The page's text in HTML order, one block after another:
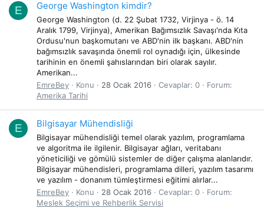
E George Washington kimdir?
George Washington (d. 22 Şubat 1732, Virjinya - ö. 14
Aralık 1799, Virjinya), Amerikan Bağımsızlık Savaşı'nda Kıta
Ordusu'nun başkomutanı ve ABD'nin ilk başkanı. ABD'nin
bağımsızlık savaşında önemli rol oynadığı için, ülkesinde
tarihinin en önemli şahıslarından biri olarak sayılır.
Amerikan...
EmreBey
Konu 28 Ocak 2016 Cevaplar: 0
Forum:
Amerika Tarihi
E Bilgisayar Mühendisliği
Bilgisayar mühendisliği temel olarak yazılım, programlama
ve algoritma ile ilgilenir. Bilgisayar ağları, veritabanı
yöneticiliği ve gömülü sistemler de diğer çalışma alanlarıdır.
Bilgisayar mühendisleri, programlama dilleri, yazılım tasarımı
ve yazılım - donanım tümleştirmesi eğitimi alırlar...
EmreBey
Konu 28 Ocak 2016 Cevaplar: 0
Forum:
Meslek Seçimi ve Rehberlik Servisi